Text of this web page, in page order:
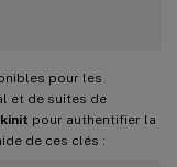
pour les
et de suites de
kinit pour authentifier la
de ces clés :